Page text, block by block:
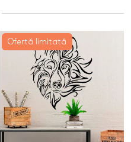
Ofertă limitată